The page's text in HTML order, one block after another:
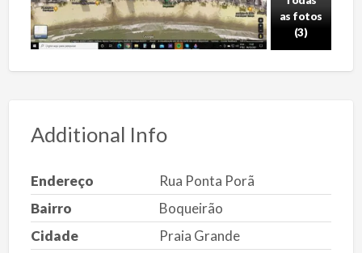
as fotos
(3)
Additional Info
Endereço
Rua Ponta Porã
Bairro
Boqueirão
Cidade
Praia Grande